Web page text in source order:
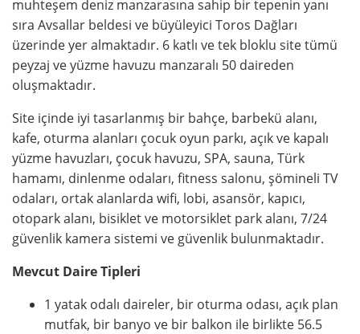
muhteşem deniz manzarasına sahip bir tepenin yanı
sıra Avsallar beldesi ve büyüleyici Toros Dağları
üzerinde yer almaktadır. 6 katlı ve tek bloklu site tümü
peyzaj ve yüzme havuzu manzaralı 50 daireden
oluşmaktadır.
Site içinde iyi tasarlanmış bir bahçe, barbekü alanı,
kafe, oturma alanları çocuk oyun parkı, açık ve kapalı
yüzme havuzları, çocuk havuzu, SPA, sauna, Türk
hamamı, dinlenme odaları, fitness salonu, şömineli TV
odaları, ortak alanlarda wifi, lobi, asansör, kapıcı,
otopark alanı, bisiklet ve motorsiklet park alanı, 7/24
güvenlik kamera sistemi ve güvenlik bulunmaktadır.
Mevcut Daire Tipleri
1 yatak odalı daireler, bir oturma odası, açık plan
mutfak, bir banyo ve bir balkon ile birlikte 56.5